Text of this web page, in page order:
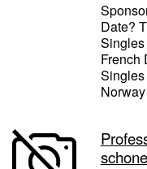
Date?
French